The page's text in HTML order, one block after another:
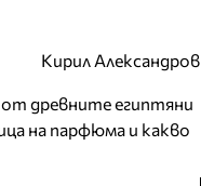
Кирил Александров
древните египтяни
на парфюма и какво